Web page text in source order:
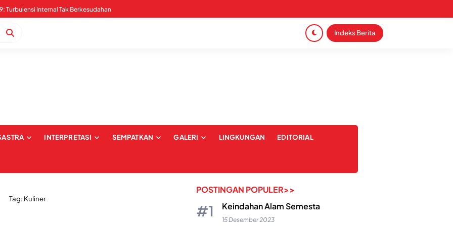
Indeks Berita
INTERPRETASI SEMPATKAN GALERI LINGKUNGAN EDITORIAL
Tag: Kuliner
POSTINGAN POPULER>>
Keindahan Alam Semesta
15 Desember 2023